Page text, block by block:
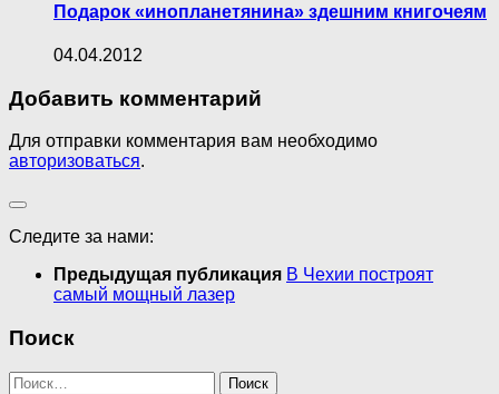
Подарок «инопланетянина» здешним книгочеям
04.04.2012
Добавить комментарий
Для отправки комментария вам необходимо
авторизоваться.
Следите за нами:
Предыдущая публикация В Чехии построят
самый мощный лазер
Поиск
Найти: